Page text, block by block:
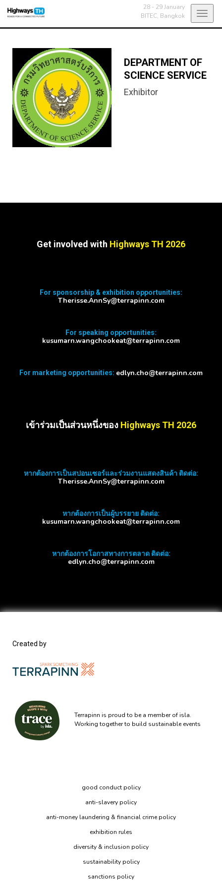
28 - 29 January
BITEC, Bangkok
DEPARTMENT OF
SCIENCE SERVICE
Exhibitor
Get involved with Highways TH 2026
For sponsorship & exhibition opportunities:
Therisse.AnnSy@terrapinn.com
For speaking opportunities:
kusumarn.wangchookeat@terrapinn.com
For marketing opportunities: edlyn.cho@terrapinn.com
เข้าร่วมเป็นส่วนหนึ่งของ Highways TH 2026
หากต้องการเป็นสปอนเซอร์และร่วมงานแสดงสินค้า ติดต่อ:
Therisse.AnnSy@terrapinn.com
หากต้องการเป็นผู้บรรยาย ติดต่อ:
kusumarn.wangchookeat@terrapinn.com
หากต้องการโอกาสทางการตลาด ติดต่อ:
edlyn.cho@terrapinn.com
Created by
Terrapinn is proud to be a member of isla.
Working together to build sustainable events
good conduct policy
anti-slavery policy
anti-money laundering & financial crime policy
exhibition rules
diversity & inclusion policy
sustainability policy
sanctions policy